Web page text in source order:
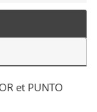
et PUNTO